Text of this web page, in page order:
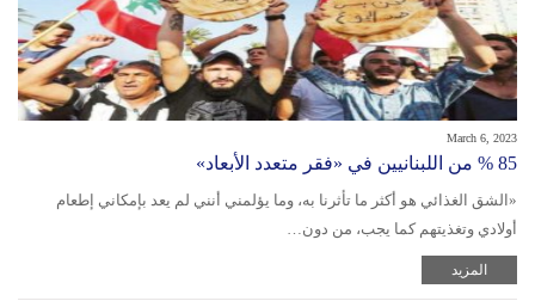
March 6, 2023
85 % من اللبنانيين في «فقر متعدد الأبعاد»
«الشق الغذائي هو أكثر ما تأثرنا به، وما يؤلمني أنني لم يعد بإمكاني إطعام
أولادي وتغذيتهم كما يجب، من دون…
المزيد